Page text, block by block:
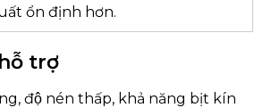
ổn định hơn.
trợ
độ nén thấp, khả năng bịt kín